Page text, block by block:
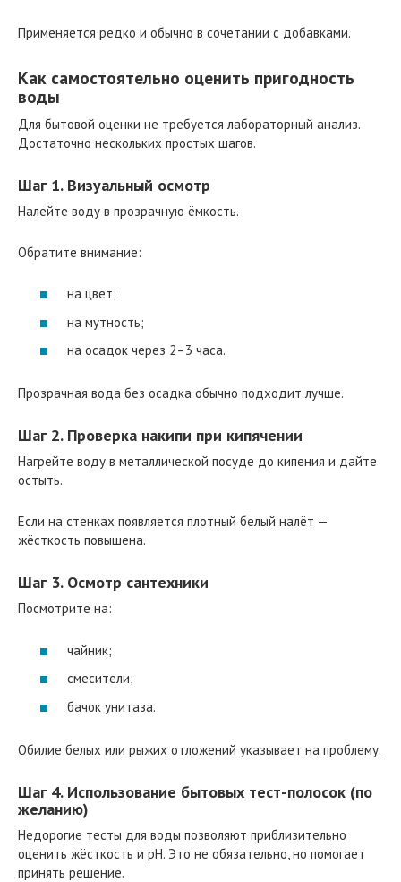
Применяется редко и обычно в сочетании с добавками.
Как самостоятельно оценить пригодность
воды
Для бытовой оценки не требуется лабораторный анализ.
Достаточно нескольких простых шагов.
Шаг 1. Визуальный осмотр
Налейте воду в прозрачную ёмкость.
Обратите внимание:
на цвет;
на мутность;
на осадок через 2–3 часа.
Прозрачная вода без осадка обычно подходит лучше.
Шаг 2. Проверка накипи при кипячении
Нагрейте воду в металлической посуде до кипения и дайте
остыть.
Если на стенках появляется плотный белый налёт —
жёсткость повышена.
Шаг 3. Осмотр сантехники
Посмотрите на:
чайник;
смесители;
бачок унитаза.
Обилие белых или рыжих отложений указывает на проблему.
Шаг 4. Использование бытовых тест-полосок (по
желанию)
Недорогие тесты для воды позволяют приблизительно
оценить жёсткость и pH. Это не обязательно, но помогает
принять решение.